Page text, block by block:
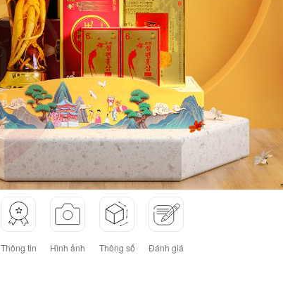
Thông tin Hình ảnh Thông số Đánh giá